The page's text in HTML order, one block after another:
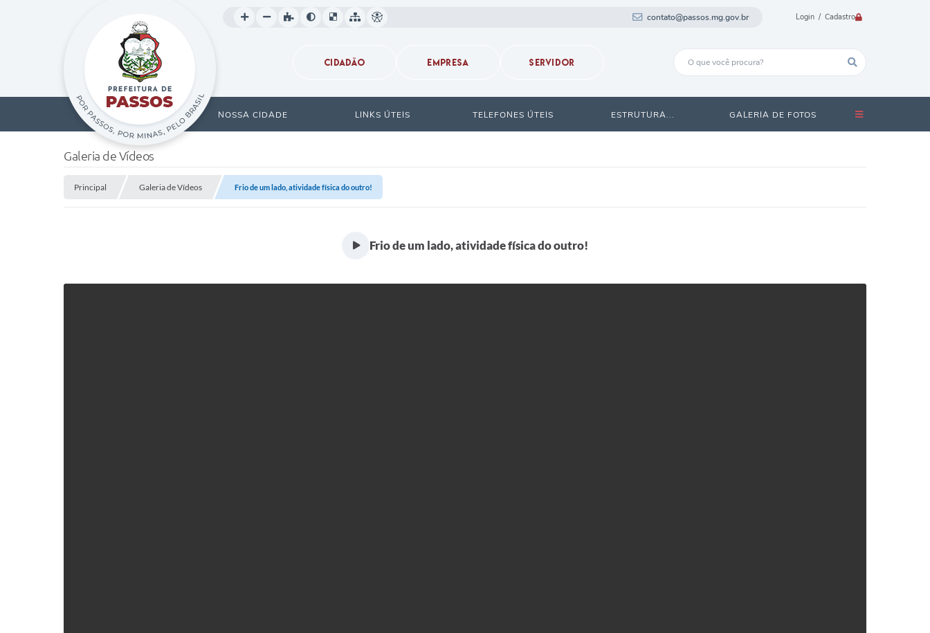
Login / Cadastro
contato@passos.mg.gov.br
CIDADÃO EMPRESA SERVIDOR
NOSSA CIDADE LINKS ÚTEIS TELEFONES ÚTEIS ESTRUTURA... GALERIA DE FOTOS
Galeria de Vídeos
Principal Galeria de Vídeos Frio de um lado, atividade física do outro!
Frio de um lado, atividade física do outro!